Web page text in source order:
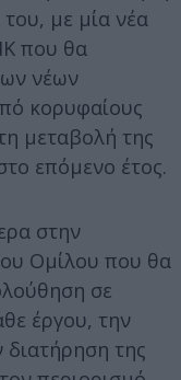
με μία νέα
που θα
νέων
κορυφαίους
μεταβολή της
επόμενο έτος.
στην
Ομίλου που θα
σε
έργου, την
της